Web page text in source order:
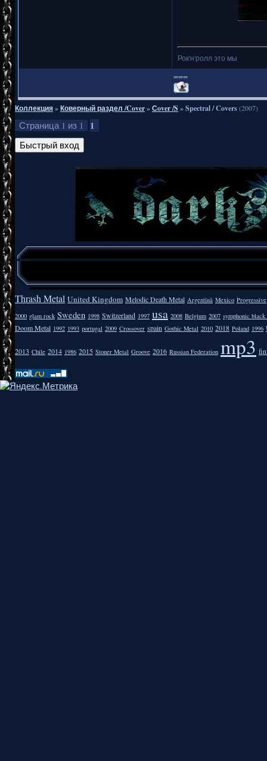
Рок'н'ролл это мы
===
Коллекция»Коверный раздел /Cover»Сover /S »Spectral / Covers(2007)
Страница 1 из 1 1
Thrash Metal United Kingdom Melodic Death Metal Argentīnā Mexico Progressive
2000 glam rock Sweden 1998 Switzerland 1997 usa 2008 Belgium 2007 symphonic
Doom Metal 1992 1993 portugal 2009 Crossover spain Gothic Metal 2010 2018 Poland 1996
2013 Chile 2014 1986 2015 Stoner Metal Groove 2016 Russian Federation mp3